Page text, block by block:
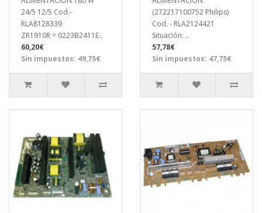
24/5 12/5 Cod.-
RLA8128339
ZR1910R = 0223B2411E..
60,20€
Sin impuestos: 49,75€
(272217100752 Philips)
Cod. - RLA2124421
Situación: ..
57,78€
Sin impuestos: 47,75€